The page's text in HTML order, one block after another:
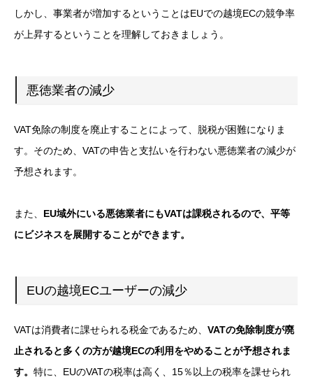
しかし、事業者が増加するということはEUでの越境ECの競争率
が上昇するということを理解しておきましょう。
悪徳業者の減少
VAT免除の制度を廃止することによって、脱税が困難になりま
す。そのため、VATの申告と支払いを行わない悪徳業者の減少が
予想されます。
また、 EU域外にいる悪徳業者にもVATは課税されるので、平等
にビジネスを展開することができます。
EUの越境ECユーザーの減少
VATは消費者に課せられる税金であるため、 VATの免除制度が廃
止されると多くの方が越境ECの利用をやめることが予想されま
す。 特に、EUのVATの税率は高く、15％以上の税率を課せられ